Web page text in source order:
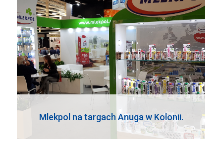
Mlekpol na targach Anuga w Kolonii.